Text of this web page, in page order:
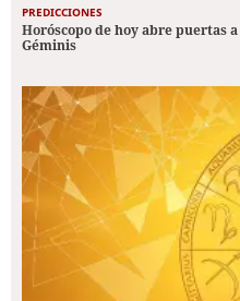
PREDICCIONES
Horóscopo de hoy abre puertas
Géminis